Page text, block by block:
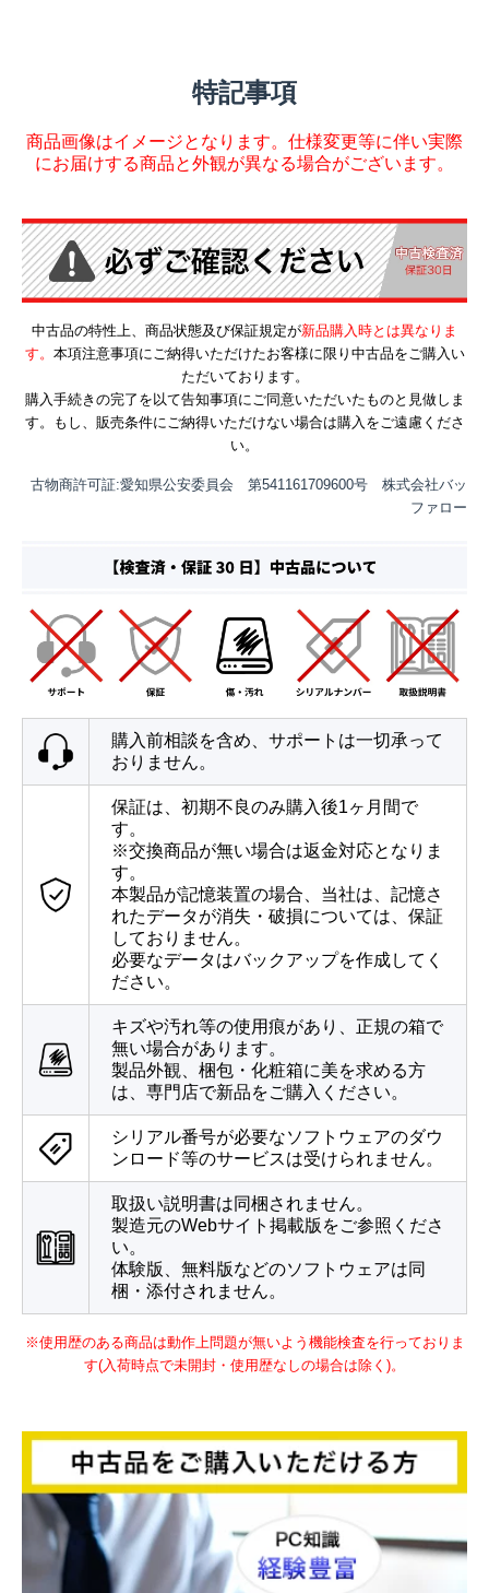
特記事項
商品画像はイメージとなります。仕様変更等に伴い実際
にお届けする商品と外観が異なる場合がございます。
中古品の特性上、商品状態及び保証規定が新品購入時とは異なりま
す。 本項注意事項にご納得いただけたお客様に限り中古品をご購入い
ただいております。
購入手続きの完了を以て告知事項にご同意いただいたものと見做しま
す。もし、販売条件にご納得いただけない場合は購入をご遠慮くださ
い。
古物商許可証:愛知県公安委員会 第541161709600号 株式会社バッ
ファロー
購入前相談を含め、サポートは一切承って
おりません。
保証は、初期不良のみ購入後1ヶ月間で
す。
※交換商品が無い場合は返金対応となりま
す。
本製品が記憶装置の場合、当社は、記憶さ
れたデータが消失・破損については、保証
しておりません。
必要なデータはバックアップを作成してく
ださい。
キズや汚れ等の使用痕があり、正規の箱で
無い場合があります。
製品外観、梱包・化粧箱に美を求める方
は、専門店で新品をご購入ください。
シリアル番号が必要なソフトウェアのダウ
ンロード等のサービスは受けられません。
取扱い説明書は同梱されません。
製造元のWebサイト掲載版をご参照くださ
い。
体験版、無料版などのソフトウェアは同
梱・添付されません。
※使用歴のある商品は動作上問題が無いよう機能検査を行っておりま
す(入荷時点で未開封・使用歴なしの場合は除く)。